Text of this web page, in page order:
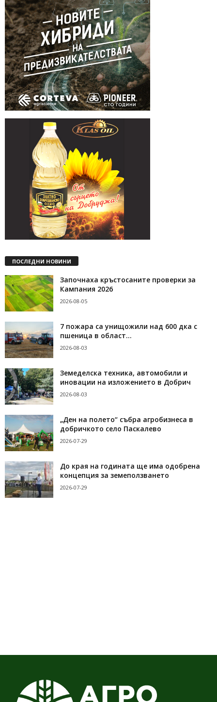
ПОСЛЕДНИ НОВИНИ
Започнаха кръстосаните проверки за
Кампания 2026
2026-08-05
7 пожара са унищожили над 600 дка с
пшеница в област...
2026-08-03
Земеделска техника, автомобили и
иновации на изложението в Добрич
2026-08-03
„Ден на полето“ събра агробизнеса в
добричкото село Паскалево
2026-07-29
До края на годината ще има одобрена
концепция за земеползването
2026-07-29